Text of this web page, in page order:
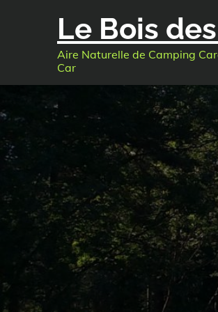
Le Bois
Aire Naturelle de Camping
Car